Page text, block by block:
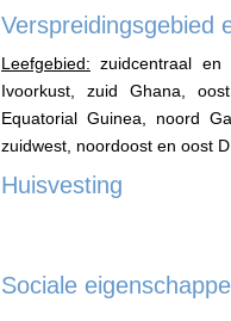
Verspreidingsgebied
Leefgebied: zuidcentraal en
Ivoorkust, zuid Ghana,
Equatorial Guinea, noord
zuidwest, noordoost en oost
Huisvesting
Sociale